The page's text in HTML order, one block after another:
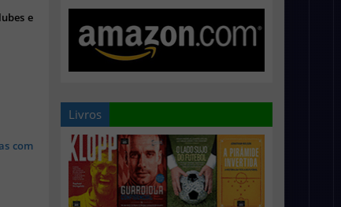
e
com
Livros